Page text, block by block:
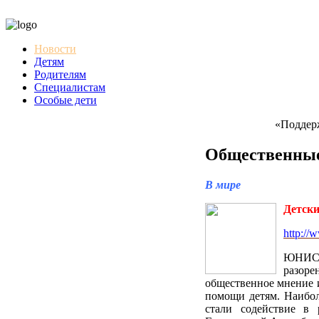
Новости
Детям
Родителям
Специалистам
Особые дети
В мире
http://
общественное мнение
помощи детям.
стали содействие